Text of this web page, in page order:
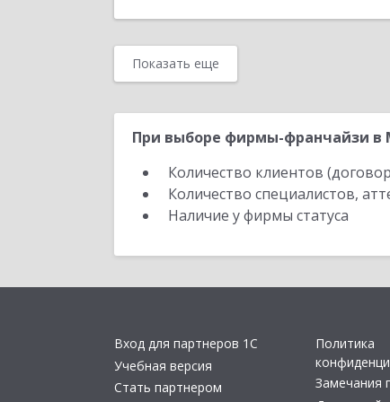
Показать еще
При выборе фирмы-франчайзи в
Количество клиентов
Количество специалистов,
Наличие у фирмы статуса
Вход для партнеров 1С
Учебная версия
Стать партнером
Политика
Замечания